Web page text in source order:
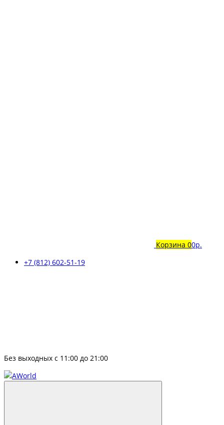
Корзина 00р.
+7 (812) 602-51-19
Без выходных с 11:00 до 21:00